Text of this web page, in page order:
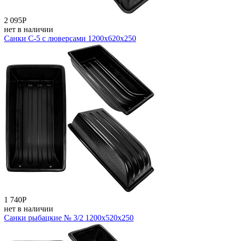
2 095Р
нет в наличии
Санки С-5 с люверсами 1200x620x250
1 740Р
нет в наличии
Санки рыбацкие № 3/2 1200x520x250